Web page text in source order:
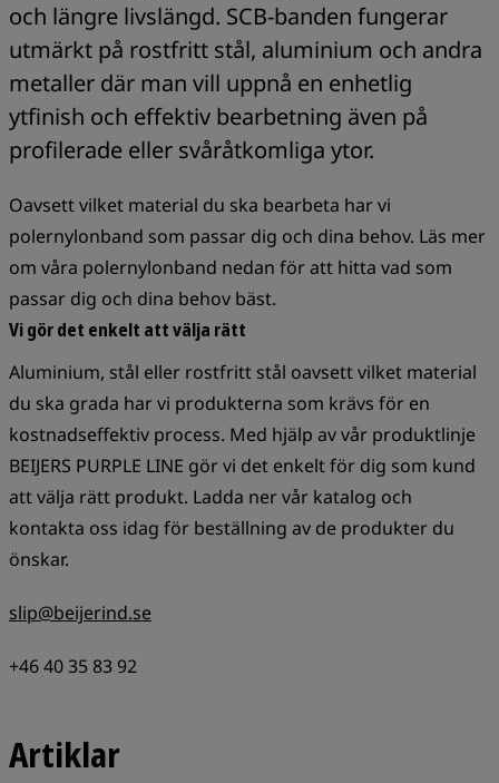
och längre livslängd. SCB-banden fungerar
utmärkt på rostfritt stål, aluminium och andra
metaller där man vill uppnå en enhetlig
ytfinish och effektiv bearbetning även på
profilerade eller svåråtkomliga ytor.
Oavsett vilket material du ska bearbeta har vi
polernylonband som passar dig och dina behov. Läs mer
om våra polernylonband nedan för att hitta vad som
passar dig och dina behov bäst.
Vi gör det enkelt att välja rätt
Aluminium, stål eller rostfritt stål oavsett vilket material
du ska grada har vi produkterna som krävs för en
kostnadseffektiv process. Med hjälp av vår produktlinje
BEIJERS PURPLE LINE gör vi det enkelt för dig som kund
att välja rätt produkt. Ladda ner vår katalog och
kontakta oss idag för beställning av de produkter du
önskar.
slip@beijerind.se
+46 40 35 83 92
Artiklar